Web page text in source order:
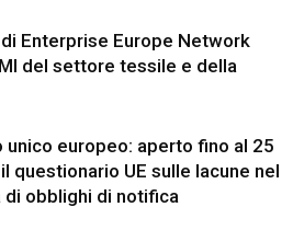
Enterprise Europe Network
del settore tessile e della
unico europeo: aperto fino al 25
questionario UE sulle lacune nel
obblighi di notifica